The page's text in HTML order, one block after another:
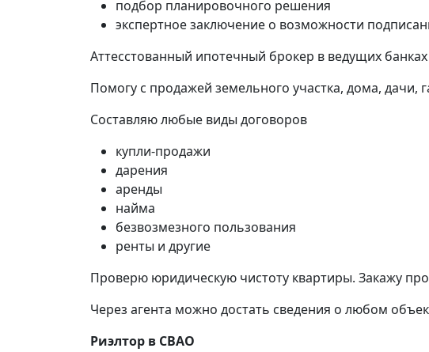
подбор планировочного решения
экспертное заключение о возможности
Аттесстованный ипотечный брокер в ведущих
Помогу с продажей земельного участка, дома, дачи,
Составляю любые виды договоров
купли-продажи
дарения
аренды
найма
безвозмезного пользования
ренты и другие
Проверю юридическую чистоту квартиры. Закажу
Через агента можно достать сведения о любом
Риэлтор в СВАО